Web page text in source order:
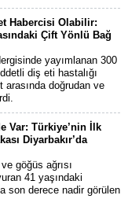
Habercisi Olabilir:
Çift Yönlü Bağ
yayımlanan 300
diş eti hastalığı
doğrudan ve
Var: Türkiye’nin İlk
Diyarbakır’da
göğüs ağrısı
41 yaşındaki
son derece nadir görülen